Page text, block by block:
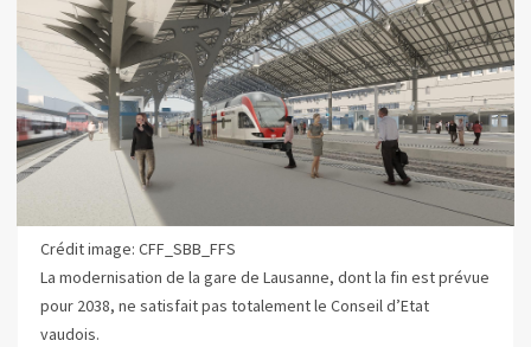
Crédit image: CFF_SBB_FFS
La modernisation de la gare de Lausanne, dont la fin est prévue
pour 2038, ne satisfait pas totalement le Conseil d’Etat
vaudois.